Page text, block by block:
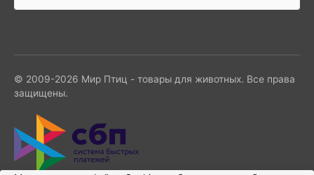
© 2009-2026 Мир Птиц - товары для животных. Все права
защищены.